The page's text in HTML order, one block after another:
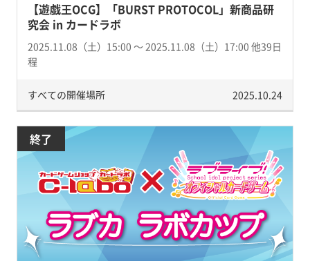
【遊戯王OCG】「BURST PROTOCOL」新商品研
究会 in カードラボ
2025.11.08（土）15:00 〜 2025.11.08（土）17:00 他39日
程
すべての開催場所 2025.10.24
終了